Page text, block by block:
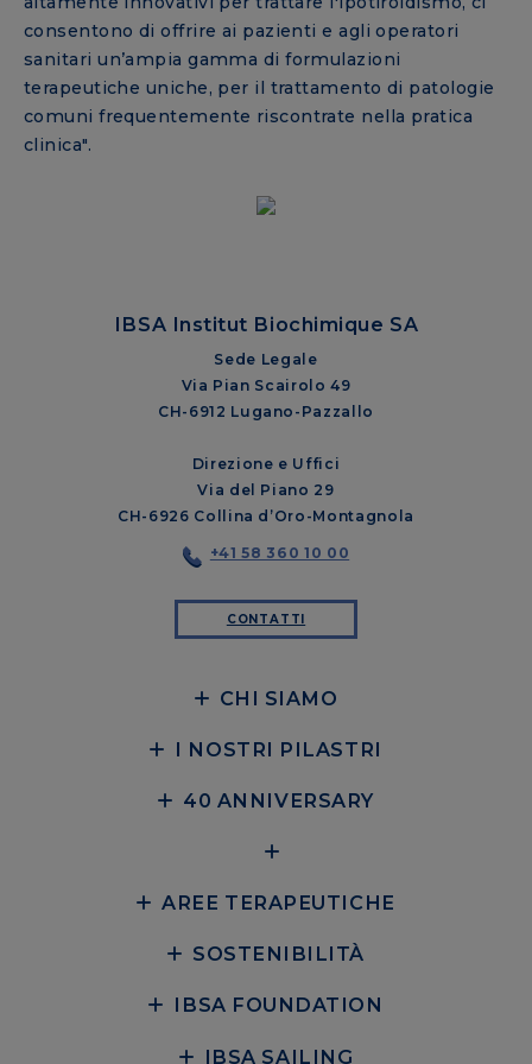
consentono di offrire ai pazienti e agli operatori
sanitari un’ampia gamma di formulazioni
terapeutiche uniche, per il trattamento di patologie
comuni frequentemente riscontrate nella pratica
clinica".
IBSA Institut Biochimique SA
Sede Legale
Via Pian Scairolo 49
CH-6912 Lugano-Pazzallo
Direzione e Uffici
Via del Piano 29
CH-6926 Collina d’Oro-Montagnola
+41 58 360 10 00
CONTATTI
CHI SIAMO
I NOSTRI PILASTRI
40 ANNIVERSARY
AREE TERAPEUTICHE
SOSTENIBILITÀ
IBSA FOUNDATION
IBSA SAILING